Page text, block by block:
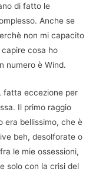
di fatto le
Anche se
non mi capacito
cosa ho
numero è Wind.
fatta eccezione per
Il primo raggio
era bellissimo, che è
beh, desolforate o
le mie ossessioni,
solo con la crisi del